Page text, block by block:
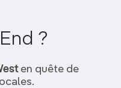
?
en quête de